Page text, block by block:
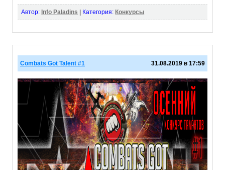
Автор: Info Paladins Категория: Конкурсы
Combats Got Talent #1 31.08.2019 в 17:59